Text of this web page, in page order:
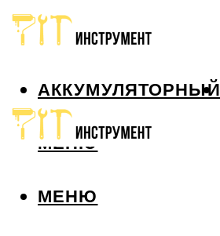
АККУМУЛЯТОРНЫЙ
МЕНЮ
МЕНЮ